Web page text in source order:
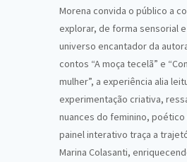
Morena convida o público a
explorar, de forma sensorial
universo encantador da
contos “A moça tecelã” e
mulher”, a experiência alia
experimentação criativa,
nuances do feminino, poético
painel interativo traça a
Marina Colasanti,